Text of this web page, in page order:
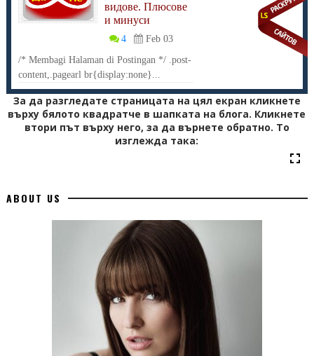
видове. Плюсове
и минуси
4
Feb 03
/* Membagi Halaman di Postingan */ .post-
content,.pagearl br{display:none}...
За да разгледате страницата на цял екран кликнете
върху бялото квадратче в шапката на блога. Кликнете
втори път върху него, за да върнете обратно. То
изглежда така:
ABOUT US